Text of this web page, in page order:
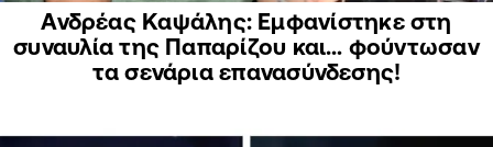
Ανδρέας Καψάλης: Εμφανίστηκε στη
συναυλία της Παπαρίζου και… φούντωσαν
τα σενάρια επανασύνδεσης!